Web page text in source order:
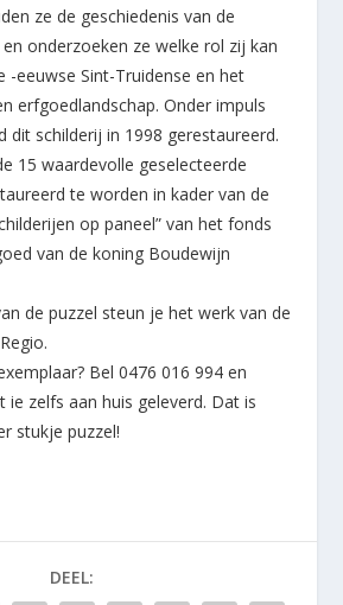
ze de geschiedenis van de
onderzoeken ze welke rol zij kan
-eeuwse Sint-Truidense en het
erfgoedlandschap. Onder impuls
dit schilderij in 1998 gerestaureerd.
15 waardevolle geselecteerde
te worden in kader van de
op paneel” van het fonds
van de koning Boudewijn
de puzzel steun je het werk van de
Bel 0476 016 994 en
zelfs aan huis geleverd. Dat is
stukje puzzel!
DEEL: